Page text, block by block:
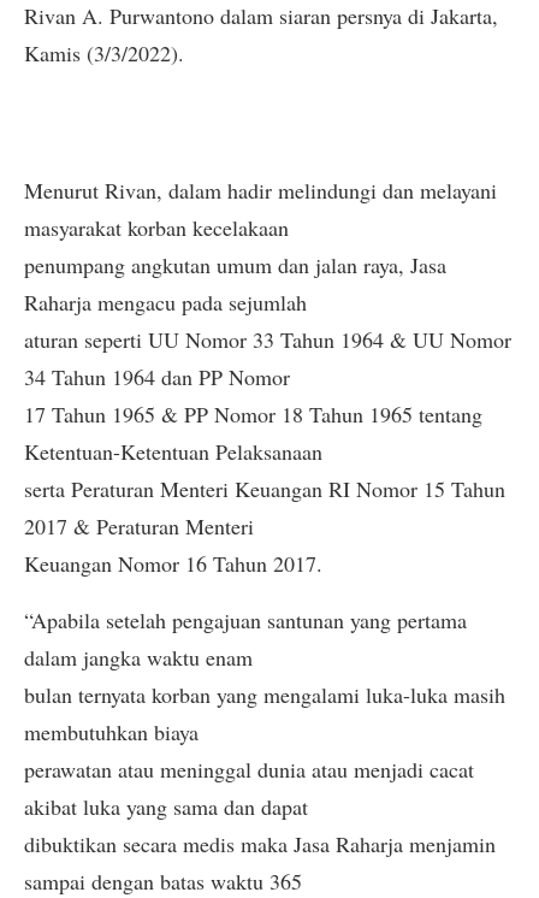
Rivan A. Purwantono dalam siaran persnya di Jakarta,
Kamis (3/3/2022).
Menurut Rivan, dalam hadir melindungi dan melayani
masyarakat korban kecelakaan
penumpang angkutan umum dan jalan raya, Jasa
Raharja mengacu pada sejumlah
aturan seperti UU Nomor 33 Tahun 1964 & UU Nomor
34 Tahun 1964 dan PP Nomor
17 Tahun 1965 & PP Nomor 18 Tahun 1965 tentang
Ketentuan-Ketentuan Pelaksanaan
serta Peraturan Menteri Keuangan RI Nomor 15 Tahun
2017 & Peraturan Menteri
Keuangan Nomor 16 Tahun 2017.
“Apabila setelah pengajuan santunan yang pertama
dalam jangka waktu enam
bulan ternyata korban yang mengalami luka-luka masih
membutuhkan biaya
perawatan atau meninggal dunia atau menjadi cacat
akibat luka yang sama dan dapat
dibuktikan secara medis maka Jasa Raharja menjamin
sampai dengan batas waktu 365